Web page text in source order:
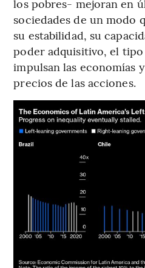
los pobres- mejoran en
sociedades de un modo
su estabilidad, su
poder adquisitivo, el tipo
impulsan las economías
precios de las acciones.